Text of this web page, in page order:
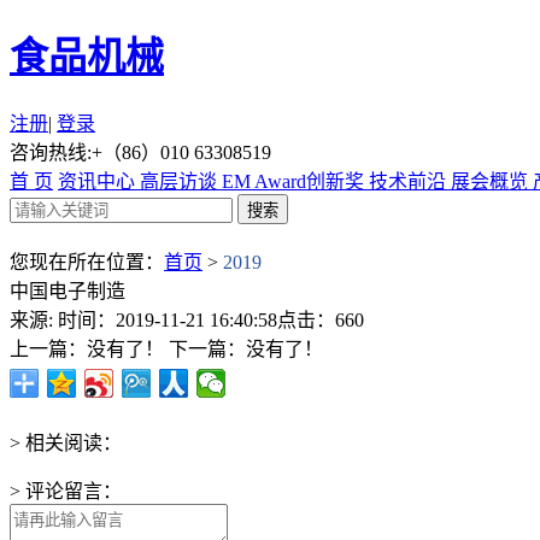
食品机械
注册| 登录
咨询热线:+（86）010 63308519
首 页 资讯中心 高层访谈 EM Award创新奖 技术前沿 展会概览
您现在所在位置： 首页 > 2019
中国电子制造
来源: 时间：2019-11-21 16:40:58点击：660
上一篇：没有了！
下一篇：没有了！
> 相关阅读：
> 评论留言：